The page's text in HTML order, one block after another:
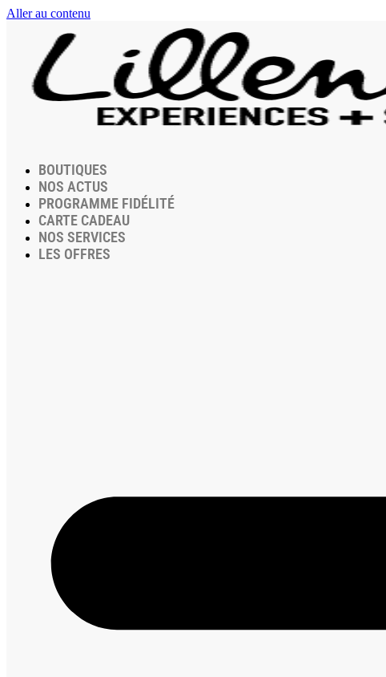
Aller au contenu
BOUTIQUES
NOS ACTUS
PROGRAMME FIDÉLITÉ
CARTE CADEAU
NOS SERVICES
LES OFFRES